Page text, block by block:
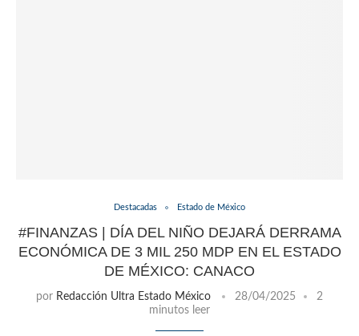
Destacadas Estado de México
#FINANZAS | DÍA DEL NIÑO DEJARÁ DERRAMA
ECONÓMICA DE 3 MIL 250 MDP EN EL ESTADO
DE MÉXICO: CANACO
por Redacción Ultra Estado México 28/04/2025
2
minutos leer